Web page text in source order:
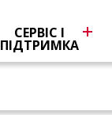
СЕРВІС І
ПІДТРИМКА